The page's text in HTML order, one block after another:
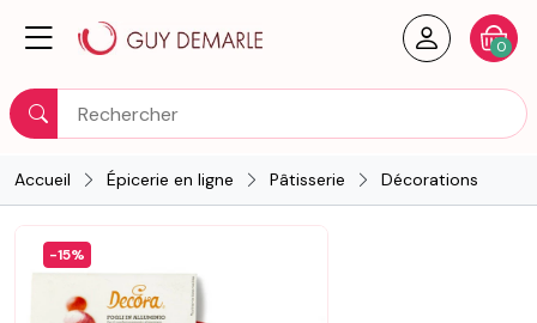
Rechercher
Créer
0
Accueil Épicerie en ligne Pâtisserie Décorations
-15%